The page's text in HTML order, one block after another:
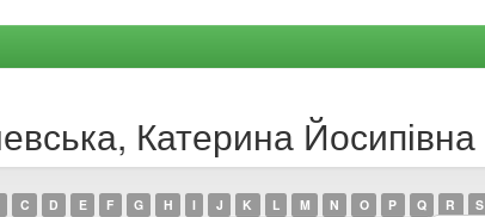
Катерина Йосипівна
C D E F G H I J K L M N O P Q R S